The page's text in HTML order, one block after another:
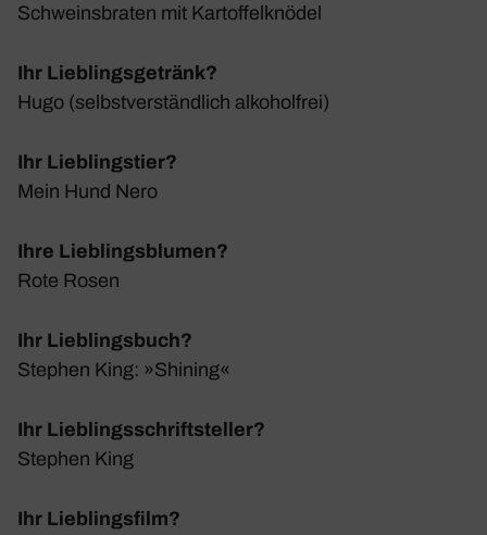
Schweins­braten mit Kartof­fel­knödel
Ihr Lieblingsgetränk?
Hugo (selbst­ver­ständ­lich alko­hol­frei)
Ihr Lieblingstier?
Mein Hund Nero
Ihre Lieblingsblumen?
Rote Rosen
Ihr Lieblingsbuch?
Stephen King: »Shining«
Ihr Lieblingsschriftsteller?
Stephen King
Ihr Lieblingsfilm?